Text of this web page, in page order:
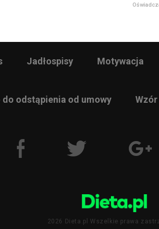
Jadłospisy Motywacja
do odstąpienia od umowy
2026 Dieta.pl Wszelkie prawa